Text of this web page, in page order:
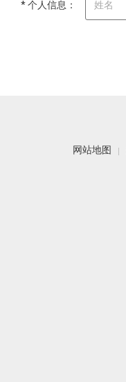
* 个人信息：
网站地图